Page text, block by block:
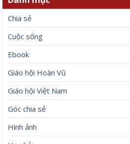
Chia sẻ
Cuộc sống
Ebook
Giáo hội Hoàn Vũ
Giáo hội Việt Nam
Góc chia sẻ
Hình ảnh